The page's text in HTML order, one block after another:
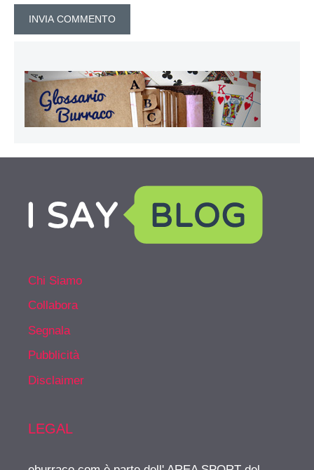
Chi Siamo
Collabora
Segnala
Pubblicità
Disclaimer
LEGAL